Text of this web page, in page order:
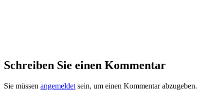
Schreiben Sie einen Kommentar
Sie müssen angemeldet sein, um einen Kommentar abzugeben.